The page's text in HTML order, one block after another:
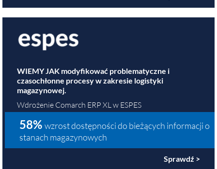
WIEMY JAK modyfikować problematyczne i
czasochłonne procesy w zakresie logistyki
magazynowej.
Wdrożenie Comarch ERP XL w ESPES
58% wzrost dostępności do bieżących informacji o
stanach magazynowych
Sprawdź >